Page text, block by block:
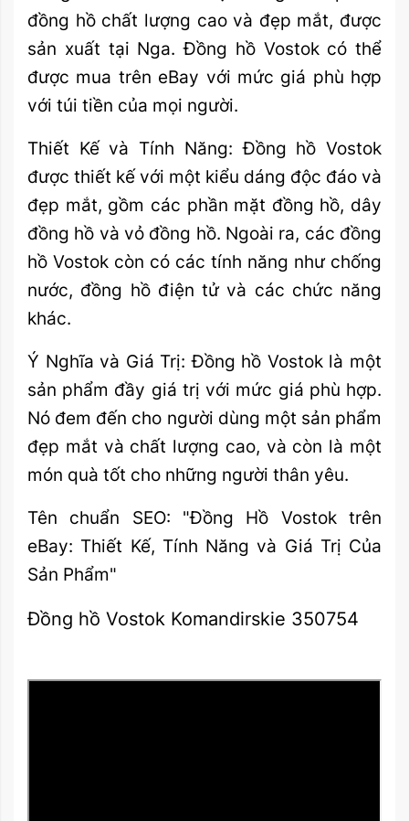
đồng hồ chất lượng cao và đẹp mắt, được
sản xuất tại Nga. Đồng hồ Vostok có thể
được mua trên eBay với mức giá phù hợp
với túi tiền của mọi người.
Thiết Kế và Tính Năng: Đồng hồ Vostok
được thiết kế với một kiểu dáng độc đáo và
đẹp mắt, gồm các phần mặt đồng hồ, dây
đồng hồ và vỏ đồng hồ. Ngoài ra, các đồng
hồ Vostok còn có các tính năng như chống
nước, đồng hồ điện tử và các chức năng
khác.
Ý Nghĩa và Giá Trị: Đồng hồ Vostok là một
sản phẩm đầy giá trị với mức giá phù hợp.
Nó đem đến cho người dùng một sản phẩm
đẹp mắt và chất lượng cao, và còn là một
món quà tốt cho những người thân yêu.
Tên chuẩn SEO: "Đồng Hồ Vostok trên
eBay: Thiết Kế, Tính Năng và Giá Trị Của
Sản Phẩm"
Đồng hồ Vostok Komandirskie 350754